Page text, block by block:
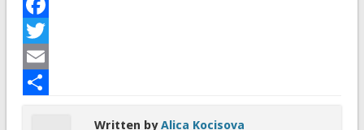
Facebook
Twitter
Email
Written byAlica Kocisova